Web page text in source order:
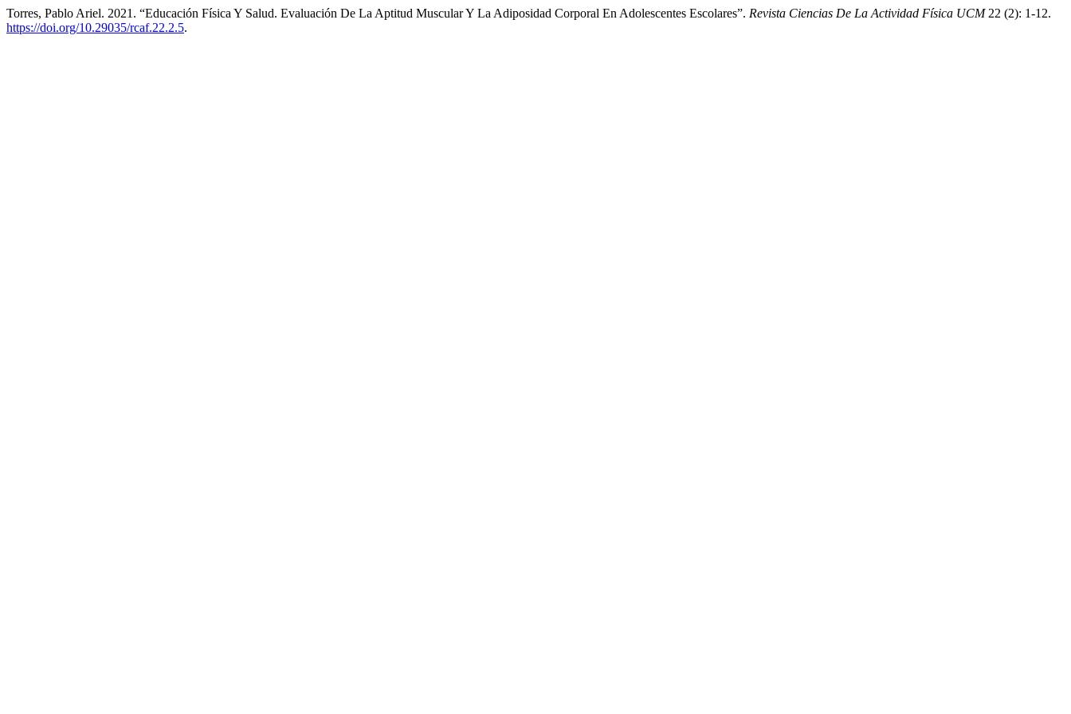
Torres, Pablo Ariel. 2021. “Educación Física Y Salud. Evaluación De La Aptitud Muscular Y La Adiposidad Corporal En Adolescentes Escolares”. Revista Ciencias De La Actividad Física UCM22 (2): 1-12.
https://doi.org/10.29035/rcaf.22.2.5.